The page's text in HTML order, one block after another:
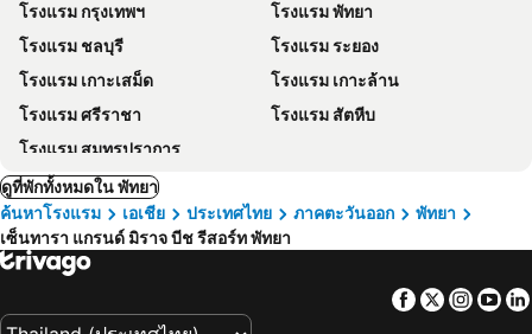
โรงแรม กรุงเทพฯ
โรงแรม พัทยา
โรงแรม ชลบุรี
โรงแรม ระยอง
โรงแรม เกาะเสม็ด
โรงแรม เกาะล้าน
โรงแรม ศรีราชา
โรงแรม สัตหีบ
โรงแรม สมุทรปราการ
ดูที่พักทั้งหมดใน พัทยา
ค้นหาโรงแรม
เอเชีย ประเทศไทย ภาคตะวันออก
พัทยา
เซ็นทารา แกรนด์ มิราจ บีช รีสอร์ท พัทยา
Facebook
Twitter